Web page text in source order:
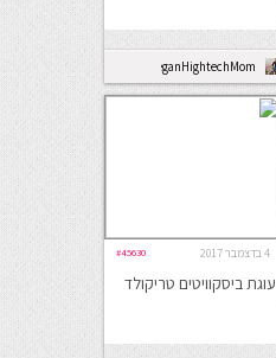
VeganHightechMom
4 בדצמבר 2017 #45630
עוגת ביסקוויטים טריקולד